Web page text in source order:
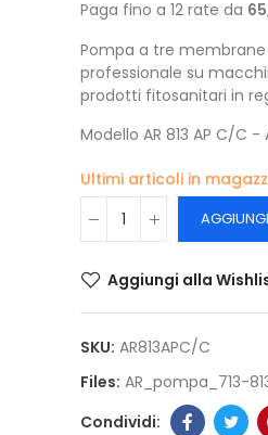
Paga fino a 12 rate da
Pompa a tre
professionale su
prodotti fitosanitari in
Modello AR 813 AP C/C
Ultimi articoli in
Aggiungi alla
SKU: AR813APC/C
Files: AR_pompa_713-